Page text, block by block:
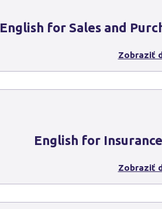
English for Sales and
Zobraziť
English for Insurance
Zobraziť